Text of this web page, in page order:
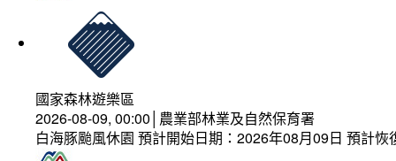
國家森林遊樂區
2026-08-09, 00:00│農業部林業及自然保育署
白海豚颱風休園 預計開始日期：2026年08月09日 預計